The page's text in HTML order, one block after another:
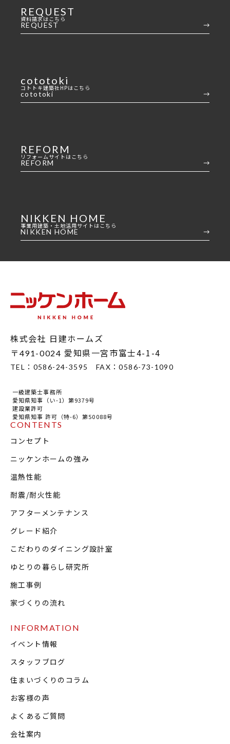
REQUEST
資料請求はこちら
REQUEST
cototoki
コトトキ建築社HPはこちら
cototoki
REFORM
リフォームサイトはこちら
REFORM
NIKKEN HOME
事業用建築・土地活用サイトはこちら
NIKKEN HOME
株式会社 日建ホームズ
〒 491-0024 愛知県一宮市富士4-1-4
TEL： 0586-24-3595 FAX：0586-73-1090
一級建築士事務所
愛知県知事（い-1）第9379号
建設業許可
愛知県知事 許可（特-6）第50088号
CONTENTS
コンセプト
ニッケンホームの強み
温熱性能
耐震/耐火性能
アフターメンテナンス
グレード紹介
こだわりのダイニング設計室
ゆとりの暮らし研究所
施工事例
家づくりの流れ
INFORMATION
イベント情報
スタッフブログ
住まいづくりのコラム
お客様の声
よくあるご質問
会社案内